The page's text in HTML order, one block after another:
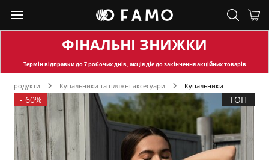
ФІНАЛЬНІ ЗНИЖКИ
Термін відправкидо 7 робочих днів, акція діє до закінчення акційних товарів
Продукти Купальники та пляжні аксесуари Купальники
- 60% ТОП